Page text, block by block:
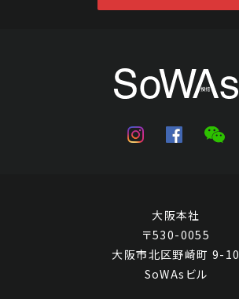
大阪本社
〒530-0055
大阪市北区野崎町 9-10
SoWAsビル